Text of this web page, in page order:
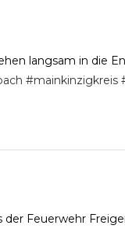
langsam in die
#mainkinzigkreis
Feuerwehr